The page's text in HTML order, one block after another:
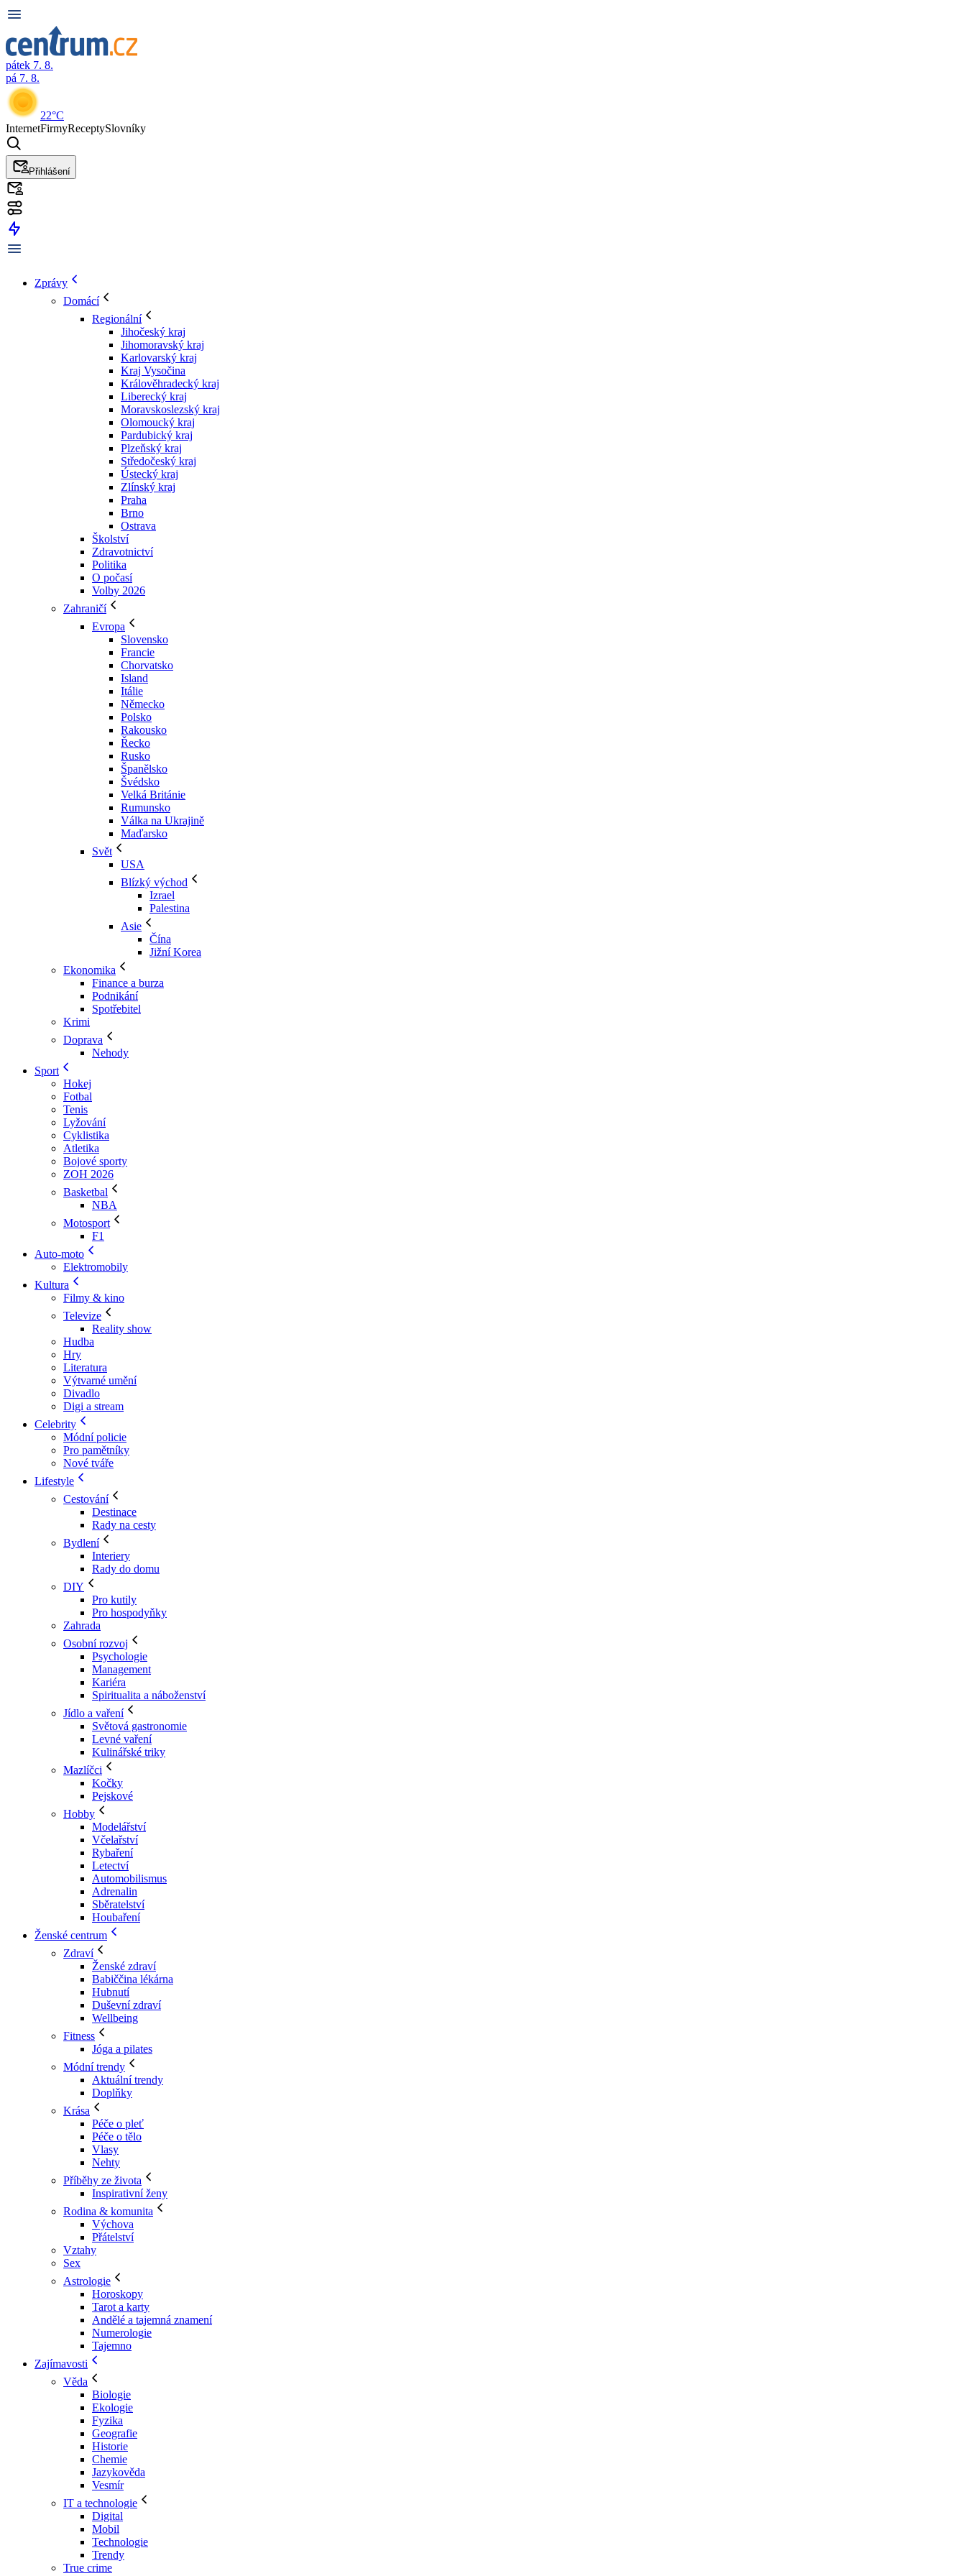
pátek 7. 8.
pá 7. 8.
22°C
InternetFirmyReceptySlovníky
Přihlášení
Zprávy
Domácí
Regionální
Jihočeský kraj
Jihomoravský kraj
Karlovarský kraj
Kraj Vysočina
Králověhradecký kraj
Liberecký kraj
Moravskoslezský kraj
Olomoucký kraj
Pardubický kraj
Plzeňský kraj
Středočeský kraj
Ústecký kraj
Zlínský kraj
Praha
Brno
Ostrava
Školství
Zdravotnictví
Politika
O počasí
Volby 2026
Zahraničí
Evropa
Slovensko
Francie
Chorvatsko
Island
Itálie
Německo
Polsko
Rakousko
Řecko
Rusko
Španělsko
Švédsko
Velká Británie
Rumunsko
Válka na Ukrajině
Maďarsko
Svět
USA
Blízký východ
Izrael
Palestina
Asie
Čína
Jižní Korea
Ekonomika
Finance a burza
Podnikání
Spotřebitel
Krimi
Doprava
Nehody
Sport
Hokej
Fotbal
Tenis
Lyžování
Cyklistika
Atletika
Bojové sporty
ZOH 2026
Basketbal
NBA
Motosport
F1
Auto-moto
Elektromobily
Kultura
Filmy & kino
Televize
Reality show
Hudba
Hry
Literatura
Výtvarné umění
Divadlo
Digi a stream
Celebrity
Módní policie
Pro pamětníky
Nové tváře
Lifestyle
Cestování
Destinace
Rady na cesty
Bydlení
Interiery
Rady do domu
DIY
Pro kutily
Pro hospodyňky
Zahrada
Osobní rozvoj
Psychologie
Management
Kariéra
Spiritualita a náboženství
Jídlo a vaření
Světová gastronomie
Levné vaření
Kulinářské triky
Mazlíčci
Kočky
Pejskové
Hobby
Modelářství
Včelařství
Rybaření
Letectví
Automobilismus
Adrenalin
Sběratelství
Houbaření
Ženské centrum
Zdraví
Ženské zdraví
Babiččina lékárna
Hubnutí
Duševní zdraví
Wellbeing
Fitness
Jóga a pilates
Módní trendy
Aktuální trendy
Doplňky
Krása
Péče o pleť
Péče o tělo
Vlasy
Nehty
Příběhy ze života
Inspirativní ženy
Rodina & komunita
Výchova
Přátelství
Vztahy
Sex
Astrologie
Horoskopy
Tarot a karty
Andělé a tajemná znamení
Numerologie
Tajemno
Zajímavosti
Věda
Biologie
Ekologie
Fyzika
Geografie
Historie
Chemie
Jazykověda
Vesmír
IT a technologie
Digital
Mobil
Technologie
Trendy
True crime